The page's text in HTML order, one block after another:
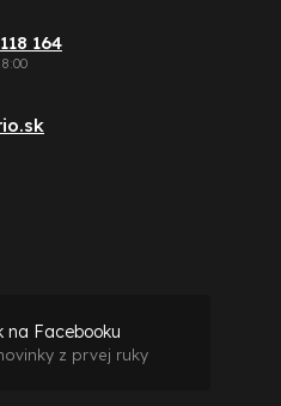
164
na Facebooku
z prvej ruky